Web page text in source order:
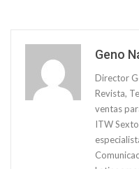
Geno
Director
Revista,
ventas
ITW